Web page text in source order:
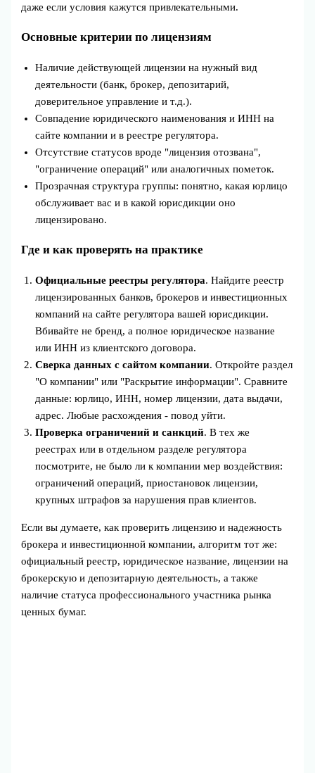
даже если условия кажутся привлекательными.
Основные критерии по лицензиям
Наличие действующей лицензии на нужный вид
деятельности (банк, брокер, депозитарий,
доверительное управление и т.д.).
Совпадение юридического наименования и ИНН на
сайте компании и в реестре регулятора.
Отсутствие статусов вроде "лицензия отозвана",
"ограничение операций" или аналогичных пометок.
Прозрачная структура группы: понятно, какая юрлицо
обслуживает вас и в какой юрисдикции оно
лицензировано.
Где и как проверять на практике
Официальные реестры регулятора. Найдите реестр
лицензированных банков, брокеров и инвестиционных
компаний на сайте регулятора вашей юрисдикции.
Вбивайте не бренд, а полное юридическое название
или ИНН из клиентского договора.
Сверка данных с сайтом компании. Откройте раздел
"О компании" или "Раскрытие информации". Сравните
данные: юрлицо, ИНН, номер лицензии, дата выдачи,
адрес. Любые расхождения - повод уйти.
Проверка ограничений и санкций. В тех же
реестрах или в отдельном разделе регулятора
посмотрите, не было ли к компании мер воздействия:
ограничений операций, приостановок лицензии,
крупных штрафов за нарушения прав клиентов.
Если вы думаете, как проверить лицензию и надежность
брокера и инвестиционной компании, алгоритм тот же:
официальный реестр, юридическое название, лицензии на
брокерскую и депозитарную деятельность, а также
наличие статуса профессионального участника рынка
ценных бумаг.